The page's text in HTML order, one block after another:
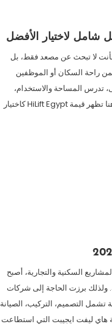
لاختيار الأفضل
لا تبحث عن مصعد فقط، بل
راحة السكان أو الموظفين
تدرس المساحة والاستخدام،
وتقدم حلًا مناسبًا من أول المعاينة حتى الصيانة وهنا تظهر قيمة HiLift Egypt كاختيار
السكنية والتجارية، أصبح
ولذلك برزت الحاجة إلى شركات
التصميم، التركيب،
هاي ليفت ايجيبت التي استطاعت